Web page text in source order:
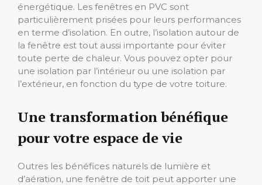
énergétique. Les fenêtres en PVC sont
particulièrement prisées pour leurs performances
en terme d’isolation. En outre, l’isolation autour de
la fenêtre est tout aussi importante pour éviter
toute perte de chaleur. Vous pouvez opter pour
une isolation par l’intérieur ou une isolation par
l’extérieur, en fonction du type de votre toiture.
Une transformation bénéfique
pour votre espace de vie
Outres les bénéfices naturels de lumière et
d’aération, une fenêtre de toit peut apporter une